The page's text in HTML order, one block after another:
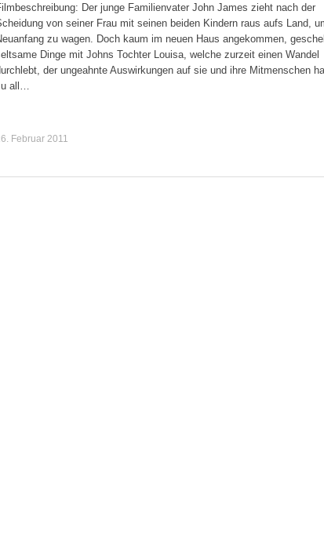
Der junge Familienvater John James zieht nach der
von seiner Frau mit seinen beiden Kindern raus aufs Land,
zu wagen. Doch kaum im neuen Haus angekommen,
Dinge mit Johns Tochter Louisa, welche zurzeit einen Wandel
der ungeahnte Auswirkungen auf sie und ihre Mitmenschen
all…
Februar 2011